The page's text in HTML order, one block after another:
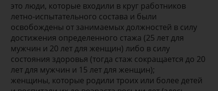
это люди, которые входили в круг работников
летно-испытательного состава и были
освобождены от занимаемых должностей в силу
достижения определенного стажа (25 лет для
мужчин и 20 лет для женщин) либо в силу
состояния здоровья (тогда стаж сокращается до 20
лет для мужчин и 15 лет для женщин);
женщины, которые родили троих или более детей